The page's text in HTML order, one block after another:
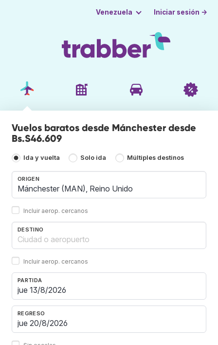
Venezuela Iniciar sesión →
Vuelos baratos desde Mánchester desde
Bs.S46.609
Ida y vuelta Solo ida Múltiples destinos
ORIGEN
Incluir aerop. cercanos
DESTINO
Incluir aerop. cercanos
PARTIDA
REGRESO